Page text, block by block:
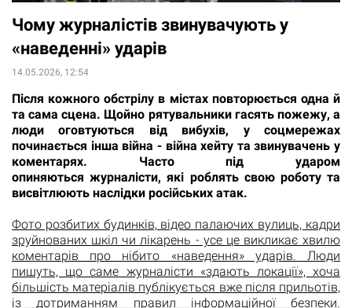
Чому журналістів звинувачують у
«наведенні» ударів
14.05.2026, 12:54
Після кожного обстрілу в містах повторюється одна й
та сама сцена. Щойно рятувальники гасять пожежу, а
люди оговтуються від вибухів, у соцмережах
починається інша війна - війна хейту та звинувачень у
коментарях. Часто під ударом
опиняються журналісти, які роблять свою роботу та
висвітлюють наслідки російських атак.
Фото розбитих будинків, відео палаючих вулиць, кадри
зруйнованих шкіл чи лікарень - усе це викликає хвилю
коментарів про нібито «наведення» ударів. Люди
пишуть, що саме журналісти «здають локації», хоча
більшість матеріалів публікується вже після прильотів,
із дотриманням правил інформаційної безпеки.